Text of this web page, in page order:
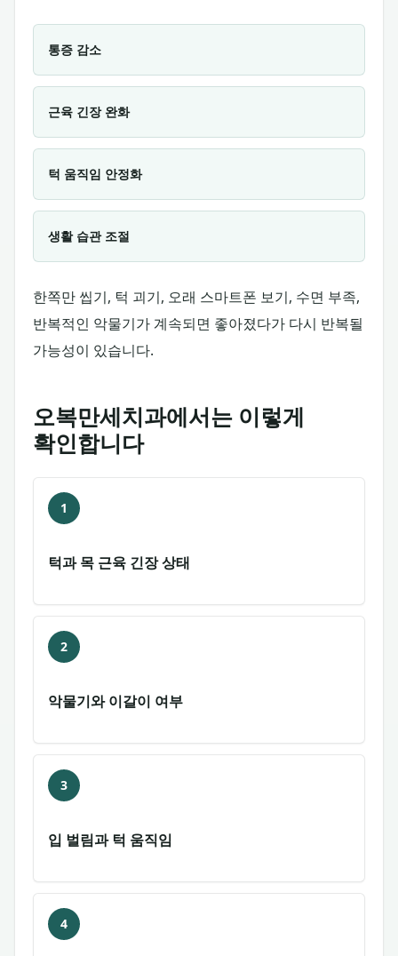
통증 감소
근육 긴장 완화
턱 움직임 안정화
생활 습관 조절
한쪽만 씹기, 턱 괴기, 오래 스마트폰 보기, 수면 부족,
반복적인 악물기가 계속되면 좋아졌다가 다시 반복될
가능성이 있습니다.
오복만세치과에서는 이렇게
확인합니다
1
턱과 목 근육 긴장 상태
2
악물기와 이갈이 여부
3
입 벌림과 턱 움직임
4